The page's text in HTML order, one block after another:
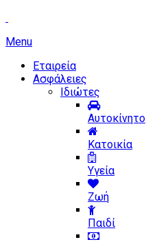
Menu
Εταιρεία
Ασφάλειες
Ιδιώτες
Αυτοκίνητο
Κατοικία
Υγεία
Ζωή
Παιδί